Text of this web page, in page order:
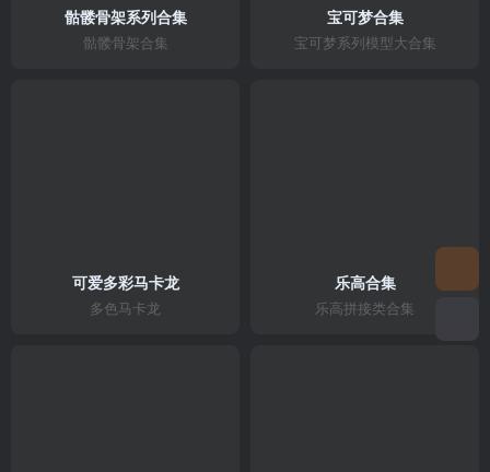
骷髅骨架系列合集
骷髅骨架合集
宝可梦合集
宝可梦系列模型大合集
可爱多彩马卡龙
多色马卡龙
乐高合集
乐高拼接类合集